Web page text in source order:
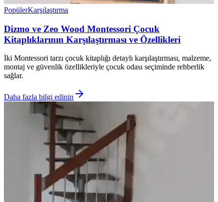
PopülerKarşılaştırma
Dizmo ve Zeo Wood Montessori Çocuk
Kitaplıklarının Karşılaştırması ve Özellikleri
İki Montessori tarzı çocuk kitaplığı detaylı karşılaştırması, malzeme,
montaj ve güvenlik özellikleriyle çocuk odası seçiminde rehberlik
sağlar.
Daha fazla bilgi edinin